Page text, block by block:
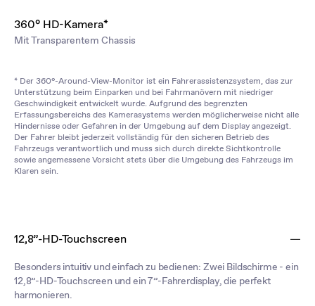
360° HD-Kamera*
Mit Transparentem Chassis
* Der 360°-Around-View-Monitor ist ein Fahrerassistenzsystem, das zur
Unterstützung beim Einparken und bei Fahrmanövern mit niedriger
Geschwindigkeit entwickelt wurde. Aufgrund des begrenzten
Erfassungsbereichs des Kamerasystems werden möglicherweise nicht alle
Hindernisse oder Gefahren in der Umgebung auf dem Display angezeigt.
Der Fahrer bleibt jederzeit vollständig für den sicheren Betrieb des
Fahrzeugs verantwortlich und muss sich durch direkte Sichtkontrolle
sowie angemessene Vorsicht stets über die Umgebung des Fahrzeugs im
Klaren sein.
12,8”-HD-Touchscreen
Besonders intuitiv und einfach zu bedienen: Zwei Bildschirme - ein
12,8”-HD-Touchscreen und ein 7”-Fahrerdisplay, die perfekt
harmonieren.